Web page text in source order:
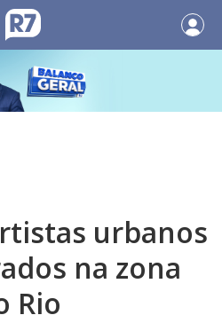
urbanos
na zona
Rio